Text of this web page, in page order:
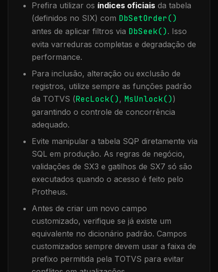
Prefira utilizar os índices oficiais da tabela
(definidos no SIX) com DbSetOrder()
antes de aplicar filtros via DbSeek(). Isso
evita varreduras completas e degradação de
performance.
Para inclusão, alteração ou exclusão de
registros, utilize sempre as funções padrão
da TOTVS (RecLock(), MsUnlock())
garantindo o controle de concorrência
adequado.
Evite manipular a tabela SQP diretamente via
SQL em produção. As regras de negócio,
validações de SX3 e gatilhos de SX7 só são
executados quando o acesso é feito pelo
Protheus.
Antes de criar um novo campo
customizado, verifique se já existe um
equivalente no dicionário padrão. Campos
customizados sempre devem usar a faixa de
prefixo permitida pela TOTVS para evitar